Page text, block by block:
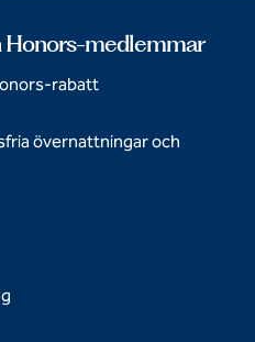
Honors-medlemmar
rabatt
övernattningar och